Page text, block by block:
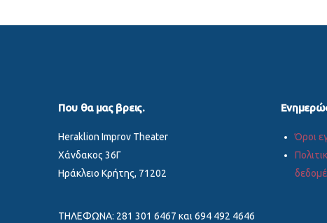
Που θα μας βρεις.
Heraklion Improv Theater
Χάνδακος 36Γ
Ηράκλειο Κρήτης, 71202
ΤΗΛΕΦΩΝΑ: 281 301 6467 και 694 492 4646
Όροι